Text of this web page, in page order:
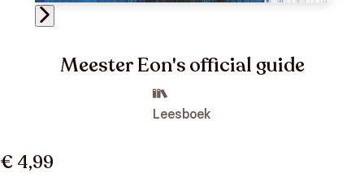
Meester Eon's official guide
Leesboek
€ 4,99